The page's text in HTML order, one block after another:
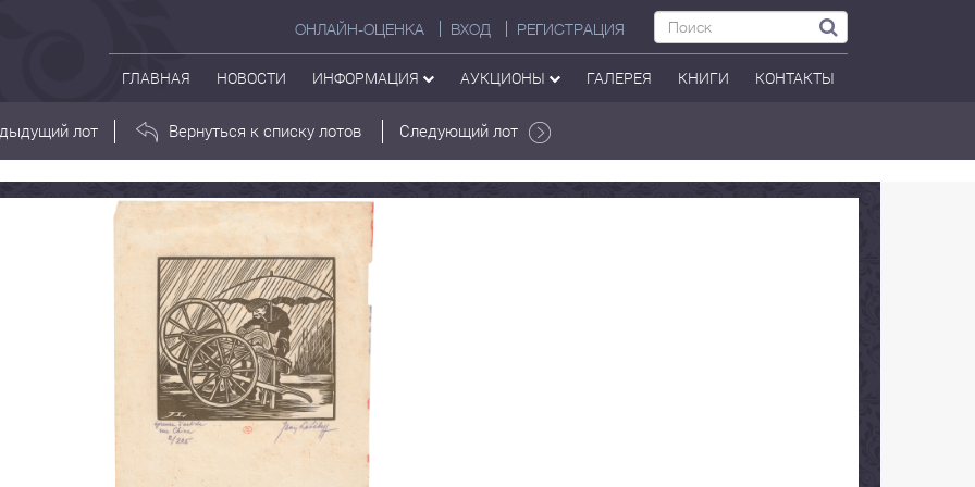
ОНЛАЙН-ОЦЕНКА ВХОД РЕГИСТРАЦИЯ
ГЛАВНАЯ НОВОСТИ ИНФОРМАЦИЯ АУКЦИОНЫ ГАЛЕРЕЯ КНИГИ КОНТАКТЫ
лот Вернуться к списку лотов Следующий лот